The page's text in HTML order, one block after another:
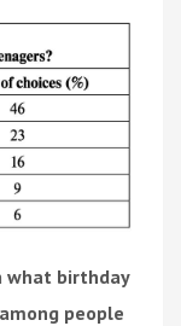
what birthday
people